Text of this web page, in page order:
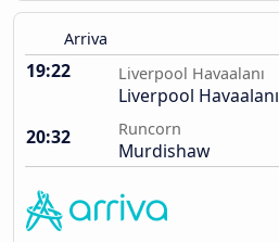
Arriva
19:22 Liverpool Havaalanı
Liverpool Havaalanı
20:32
Runcorn
Murdishaw